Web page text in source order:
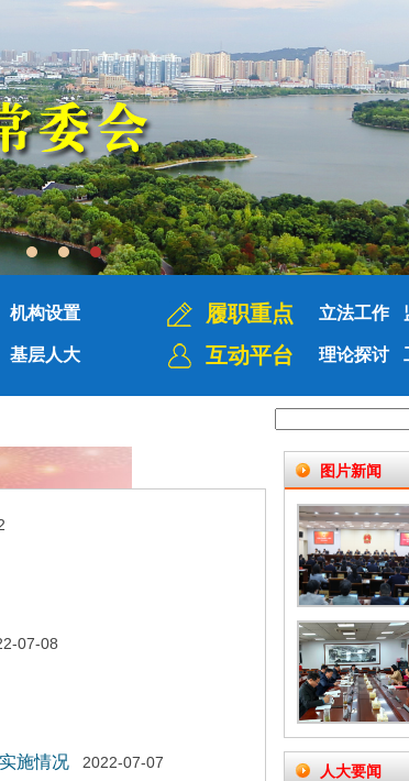
机构设置
基层人大
履职重点 立法工作
互动平台 理论探讨
07-08
施情况 2022-07-07
图片新闻
人大要闻